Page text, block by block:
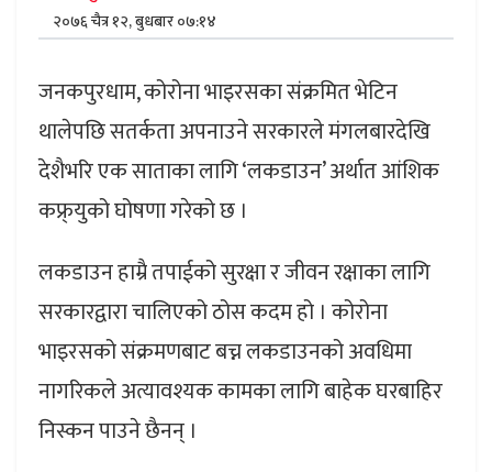
२०७६ चैत्र १२, बुधबार ०७:१४
जनकपुरधाम, कोरोना भाइरसका संक्रमित भेटिन
थालेपछि सतर्कता अपनाउने सरकारले मंगलबारदेखि
देशैभरि एक साताका लागि ‘लकडाउन’ अर्थात आंशिक
कफ्र्युको घोषणा गरेको छ ।
लकडाउन हाम्रै तपाईको सुरक्षा र जीवन रक्षाका लागि
सरकारद्वारा चालिएको ठोस कदम हो । कोरोना
भाइरसको संक्रमणबाट बच्न लकडाउनको अवधिमा
नागरिकले अत्यावश्यक कामका लागि बाहेक घरबाहिर
निस्कन पाउने छैनन् ।